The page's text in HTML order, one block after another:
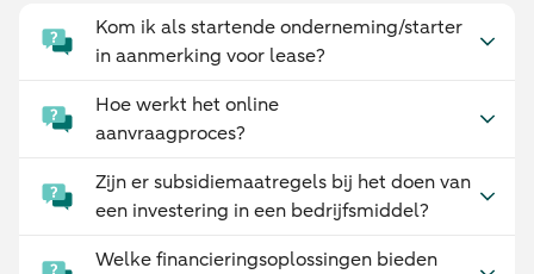
Kom ik als startende onderneming/starter
in aanmerking voor lease?
Hoe werkt het online
aanvraagproces?
Zijn er subsidiemaatregels bij het doen van
een investering in een bedrijfsmiddel?
Welke financieringsoplossingen bieden